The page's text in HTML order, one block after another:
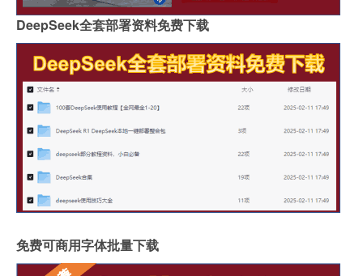
DeepSeek全套部署资料免费下载
免费可商用字体批量下载